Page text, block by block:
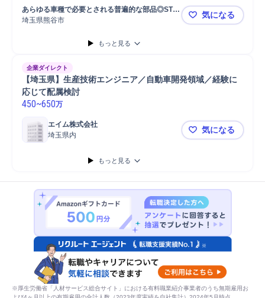
老朽設備更新 設備保守 機械設備設計
新規設備敷設
整備/修理職担当
自動車/輸送機器 自動車部品/輸送機器部品
あらゆる車種で必要とされる普遍的な部品◎STD
上場グループ企業　※社名非公開
埼玉県熊谷市 【機械エン
気になる
もっと見る
企業ダイレクト
【埼玉県】生産技術エンジニア／自動車開発領域／経験に
応じて配属検討
450~650万
エイム株式会社
埼玉県内
【埼玉県】
気になる
もっと見る
※厚生労働省「人材サービス総合サイト」における有料職業紹介事業者のうち無期雇用お